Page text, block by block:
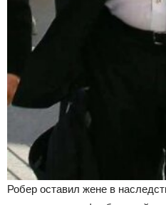
Робер оставил жене в